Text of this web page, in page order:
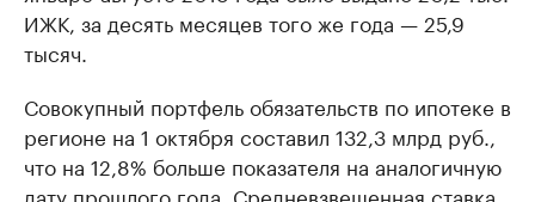
ИЖК, за десять месяцев того же года — 25,9
тысяч.
Совокупный портфель обязательств по ипотеке в
регионе на 1 октября составил 132,3 млрд руб.,
что на 12,8% больше показателя на аналогичную
дату прошлого года. Средневзвешенная ставка